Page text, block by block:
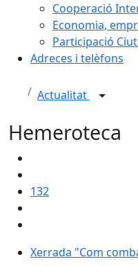
Cooperació
Economia,
Participació
Adreces i telèfons
Actualitat
Hemeroteca
132
Xerrada "Com
Xerrada "Com